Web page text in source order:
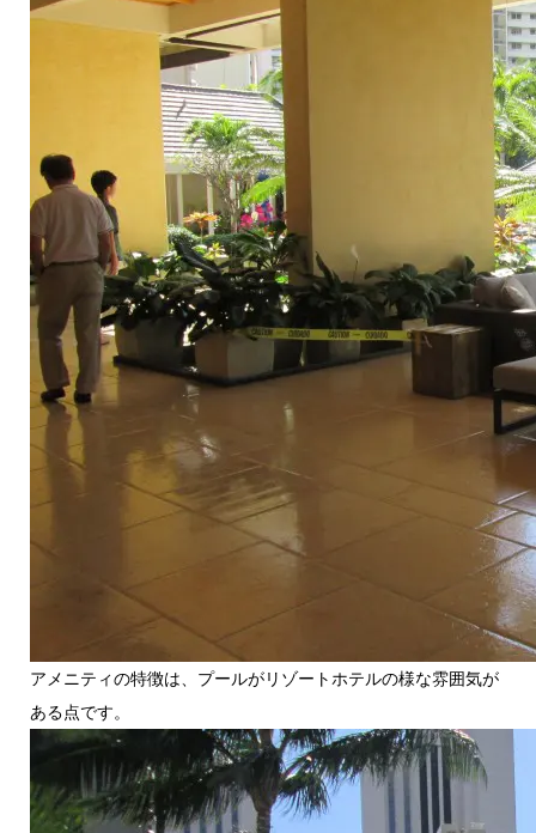
アメニティの特徴は、プールがリゾートホテルの様な雰囲気が
ある点です。